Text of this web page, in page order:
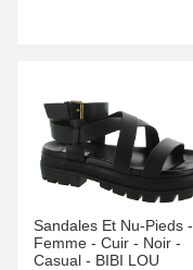
Sandales Et Nu-Pieds -
Femme - Cuir - Noir -
Casual - BIBI LOU